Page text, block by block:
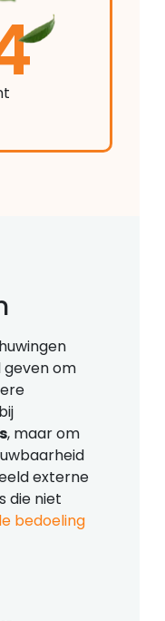
geven om
, maar om
externe
die niet
bedoeling